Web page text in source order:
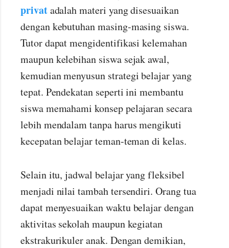
privatadalah materi yang disesuaikan
dengan kebutuhan masing-masing siswa.
Tutor dapat mengidentifikasi kelemahan
maupun kelebihan siswa sejak awal,
kemudian menyusun strategi belajar yang
tepat. Pendekatan seperti ini membantu
siswa memahami konsep pelajaran secara
lebih mendalam tanpa harus mengikuti
kecepatan belajar teman-teman di kelas.
Selain itu, jadwal belajar yang fleksibel
menjadi nilai tambah tersendiri. Orang tua
dapat menyesuaikan waktu belajar dengan
aktivitas sekolah maupun kegiatan
ekstrakurikuler anak. Dengan demikian,